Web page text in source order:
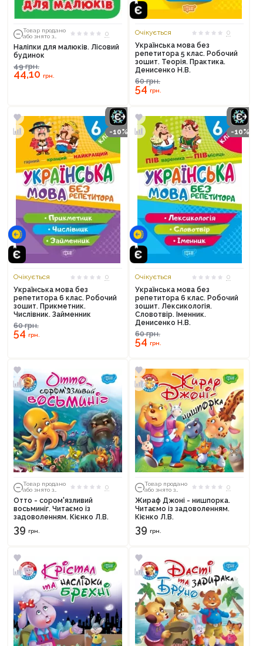
Товар продано
або знято з
0
Наліпки для малюків. Лісовий
будинок
49грн.
44,10 грн.
Очікується
0
Українська мова без
репетитора 5 клас. Робочий
зошит. Теорія. Практика.
Денисенко Н.В.
60грн.
54грн.
-10%
Очікується
0
Українська мова без
репетитора 6 клас. Робочий
зошит. Прикметник.
Числівник. Займенник
60грн.
54грн.
-10%
Очікується
0
Українська мова без
репетитора 6 клас. Робочий
зошит. Лексикологія.
Словотвір. Іменник.
Денисенко Н.В.
60грн.
54грн.
Товар продано
або знято з
0
Отто - сором'язливий
восьминіг. Читаємо із
задоволенням. Кієнко Л.В.
39 грн.
Товар продано
або знято з
0
Жираф Джоні - нишпорка.
Читаємо із задоволенням.
Кієнко Л.В.
39 грн.